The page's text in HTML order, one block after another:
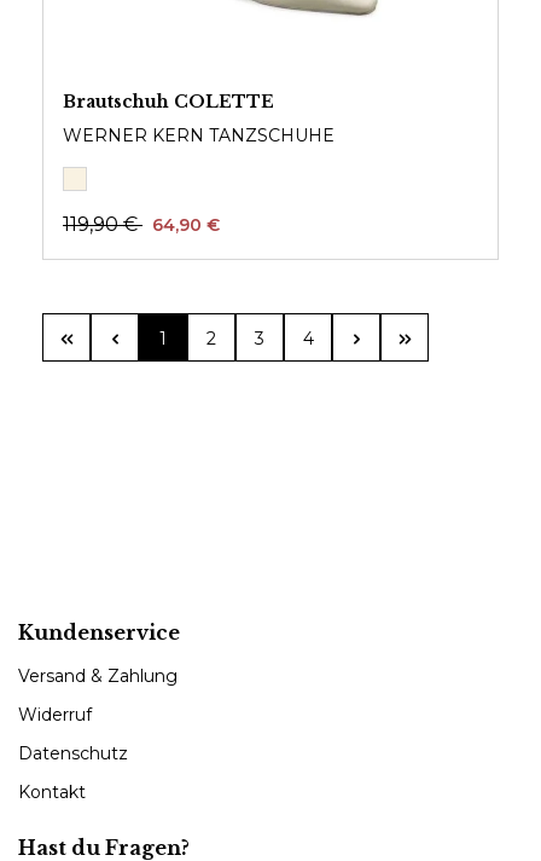
Brautschuh COLETTE
WERNER KERN TANZSCHUHE
119,90 € 64,90 €
Seite
1 Seite
2 Seite
3 Seite
4
Kundenservice
Versand & Zahlung
Widerruf
Datenschutz
Kontakt
Hast du Fragen?